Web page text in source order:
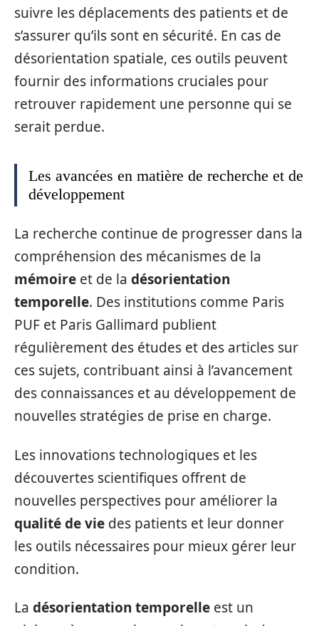
suivre les déplacements des patients et de
s’assurer qu’ils sont en sécurité. En cas de
désorientation spatiale, ces outils peuvent
fournir des informations cruciales pour
retrouver rapidement une personne qui se
serait perdue.
Les avancées en matière de recherche et de
développement
La recherche continue de progresser dans la
compréhension des mécanismes de la
mémoire et de la désorientation
temporelle. Des institutions comme Paris
PUF et Paris Gallimard publient
régulièrement des études et des articles sur
ces sujets, contribuant ainsi à l’avancement
des connaissances et au développement de
nouvelles stratégies de prise en charge.
Les innovations technologiques et les
découvertes scientifiques offrent de
nouvelles perspectives pour améliorer la
qualité de vie des patients et leur donner
les outils nécessaires pour mieux gérer leur
condition.
La désorientation temporelle est un